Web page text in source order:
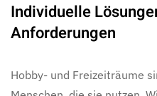
Individuelle
Anforderungen
Hobby- und Freizeiträume